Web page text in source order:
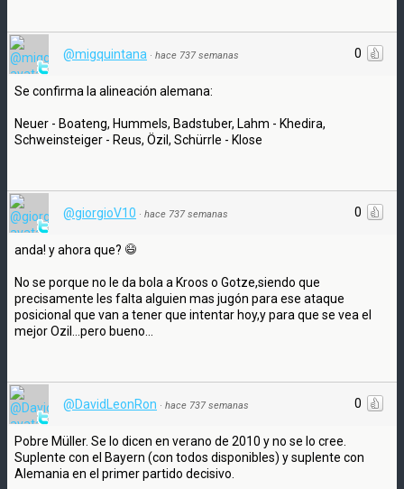
0
@migquintana · hace 737 semanas
Se confirma la alineación alemana:
Neuer - Boateng, Hummels, Badstuber, Lahm - Khedira,
Schweinsteiger - Reus, Özil, Schürrle - Klose
0
@giorgioV10 · hace 737 semanas
anda! y ahora que?
No se porque no le da bola a Kroos o Gotze,siendo que
precisamente les falta alguien mas jugón para ese ataque
posicional que van a tener que intentar hoy,y para que se vea el
mejor Ozil...pero bueno...
0
@DavidLeonRon · hace 737 semanas
Pobre Müller. Se lo dicen en verano de 2010 y no se lo cree.
Suplente con el Bayern (con todos disponibles) y suplente con
Alemania en el primer partido decisivo.